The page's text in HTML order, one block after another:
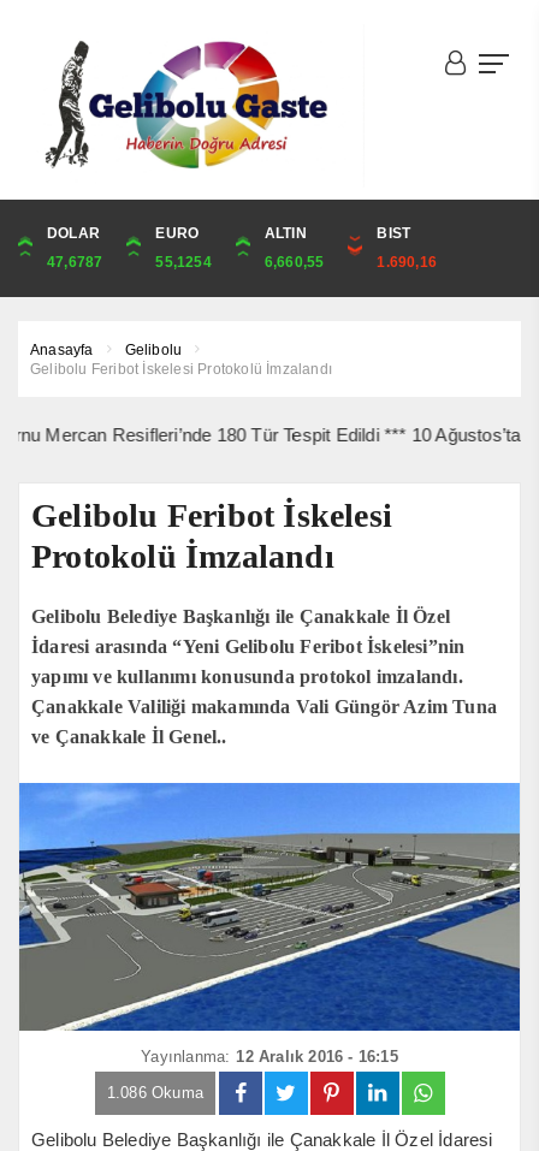
DOLAR
47,6787
EURO
55,1254
ALTIN
6,660,55
BIST
1.690,16
ONS
4,341,81
ALTIN
6,660,55
ÇEYREK
10,889,99
CUMHURİYET
44,750,00
Anasayfa
Gelibolu
Gelibolu Feribot İskelesi Protokolü İmzalandı
Resifleri’nde 180 Tür Tespit Edildi *** 10 Ağustos’ta
Gelibolu Feribot İskelesi
Protokolü İmzalandı
Gelibolu Belediye Başkanlığı ile Çanakkale İl Özel
İdaresi arasında “Yeni Gelibolu Feribot İskelesi”nin
yapımı ve kullanımı konusunda protokol imzalandı.
Çanakkale Valiliği makamında Vali Güngör Azim Tuna
ve Çanakkale İl Genel..
Yayınlanma: 12 Aralık 2016 - 16:15
1.086 Okuma
Gelibolu Belediye Başkanlığı ile Çanakkale İl Özel İdaresi